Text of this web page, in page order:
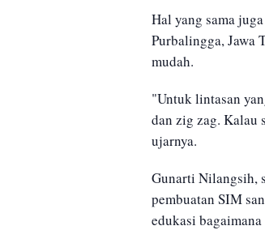
Hal yang sama
Purbalingga, Jawa
mudah.
"Untuk lintasan
dan zig zag. Kalau
ujarnya.
Gunarti Nilangsih,
pembuatan SIM
edukasi